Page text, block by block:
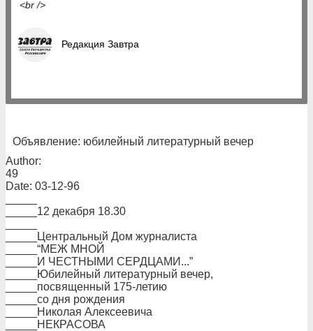
<br />
Редакция Завтра
Объявление: юбилейный литературный вечер
Author:
49
Date: 03-12-96
_____12 декабря 18.30
_____Центральный Дом журналиста
_____“МЕЖ МНОЙ
_____И ЧЕСТНЫМИ СЕРДЦАМИ...”
_____Юбилейный литературный вечер,
_____посвященный 175-летию
_____со дня рождения
_____Николая Алексеевича
_____НЕКРАСОВА